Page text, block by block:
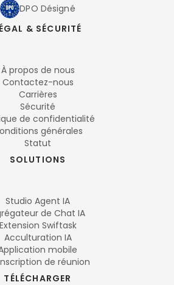
DPO Désigné
& SÉCURITÉ
À propos de nous
Contactez-nous
Carrières
Sécurité
de confidentialité
générales
Statut
SOLUTIONS
Studio Agent IA
de Chat IA
Extension Swiftask
Acculturation IA
mobile
de réunion
TÉLÉCHARGER